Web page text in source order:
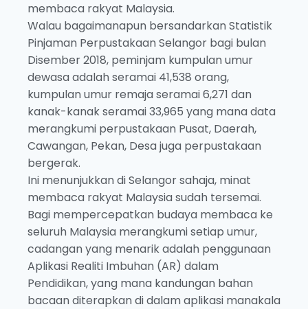
membaca rakyat Malaysia.
Walau bagaimanapun bersandarkan Statistik
Pinjaman Perpustakaan Selangor bagi bulan
Disember 2018, peminjam kumpulan umur
dewasa adalah seramai 41,538 orang,
kumpulan umur remaja seramai 6,271 dan
kanak-kanak seramai 33,965 yang mana data
merangkumi perpustakaan Pusat, Daerah,
Cawangan, Pekan, Desa juga perpustakaan
bergerak.
Ini menunjukkan di Selangor sahaja, minat
membaca rakyat Malaysia sudah tersemai.
Bagi mempercepatkan budaya membaca ke
seluruh Malaysia merangkumi setiap umur,
cadangan yang menarik adalah penggunaan
Aplikasi Realiti Imbuhan (AR) dalam
Pendidikan, yang mana kandungan bahan
bacaan diterapkan di dalam aplikasi manakala